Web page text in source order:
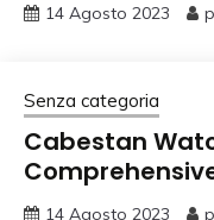
14 Agosto 2023
Senza categoria
Cabestan
14 Agosto 2023